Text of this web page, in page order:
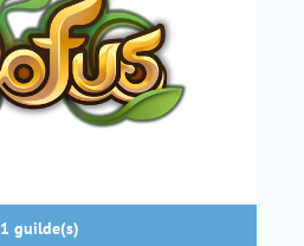
1 guilde(s)